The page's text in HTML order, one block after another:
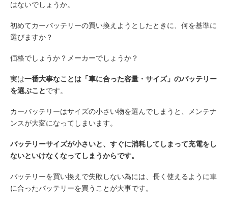
はないでしょうか。
初めてカーバッテリーの買い換えようとしたときに、何を基準に
選びますか？
価格でしょうか？メーカーでしょうか？
実は一番大事なことは「車に合った容量・サイズ」のバッテリー
を選ぶことです。
カーバッテリーはサイズの小さい物を選んでしまうと、メンテナ
ンスが大変になってしまいます。
バッテリーサイズが小さいと、すぐに消耗してしまって充電をし
ないといけなくなってしまうからです。
バッテリーを買い換えで失敗しない為には、 長く使えるように車
に合ったバッテリーを買うことが大事です。